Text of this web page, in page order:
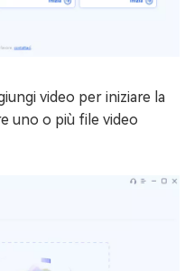
video per iniziare la
uno o più file video